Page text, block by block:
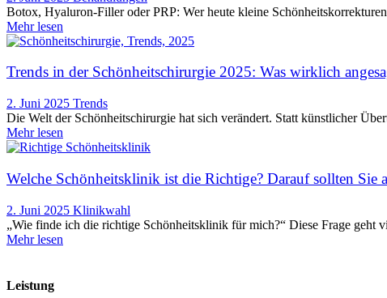
Botox, Hyaluron-Filler oder PRP: Wer heute kleine
Mehr lesen
Trends in der Schönheitschirurgie 2025: Was wirklich
2. Juni 2025 Trends
Die Welt der Schönheitschirurgie hat sich verändert. Statt künstlicher
Mehr lesen
Welche Schönheitsklinik ist die Richtige? Darauf sollten Sie
2. Juni 2025 Klinikwahl
„Wie finde ich die richtige Schönheitsklinik für mich?“ Diese Frage geht
Mehr lesen
Leistung